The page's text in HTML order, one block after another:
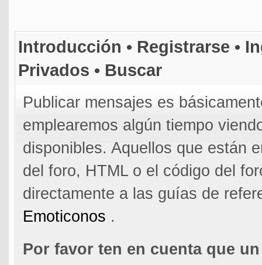
Introducción • Registrarse •
Privados • Buscar
Publicar mensajes es
emplearemos algún tiempo
disponibles. Aquellos que están
del foro, HTML o el código del
directamente a las guías de
Emoticonos .
Por favor ten en cuenta que